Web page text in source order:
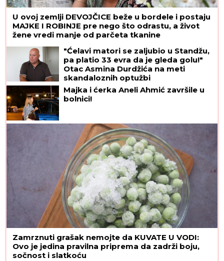
U ovoj zemlji DEVOJČICE beže u bordele i postaju
MAJKE I ROBINJE pre nego što odrastu, a život
žene vredi manje od parčeta tkanine
"Ćelavi matori se zaljubio u Standžu,
pa platio 33 evra da je gleda golu!"
Otac Asmina Durdžića na meti
skandaloznih optužbi
Majka i ćerka Aneli Ahmić završile u
bolnici!
Zamrznuti grašak nemojte da KUVATE U VODI:
Ovo je jedina pravilna priprema da zadrži boju,
sočnost i slatkoću